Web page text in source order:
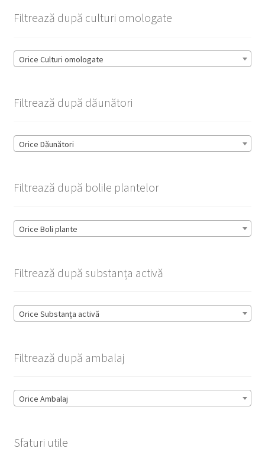
Filtrează după culturi omologate
Orice Culturi omologate
Filtrează după dăunători
Orice Dăunători
Filtrează după bolile plantelor
Orice Boli plante
Filtrează după substanța activă
Orice Substanța activă
Filtrează după ambalaj
Orice Ambalaj
Sfaturi utile